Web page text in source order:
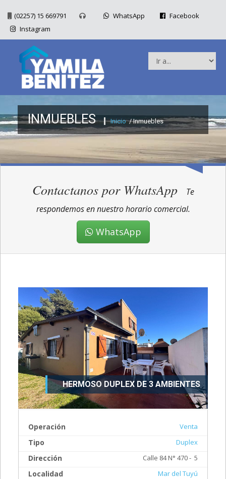
(02257) 15 669791 WhatsApp
Facebook
Instagram
INMUEBLES Inicio / Inmuebles
Contactanos por WhatsApp
Te
respondemos en nuestro horario comercial.
WhatsApp
HERMOSO DUPLEX DE 3 AMBIENTES
Operación Venta
Tipo Duplex
Dirección Calle 84 N° 470 - 5
Localidad Mar del Tuyú